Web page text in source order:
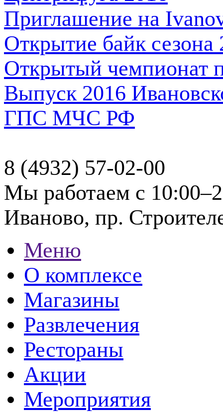
Приглашение на
Открытие байк сезона
Открытый чемпионат
Выпуск 2016
ГПС МЧС РФ
8 (4932) 57-02-00
Мы работаем с
Иваново, пр.
Меню
О комплексе
Магазины
Развлечения
Рестораны
Акции
Мероприятия